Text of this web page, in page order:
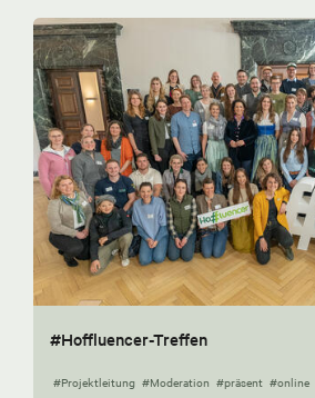
#Hoffluencer-Treffen
#Projektleitung #Moderation #präsent #online